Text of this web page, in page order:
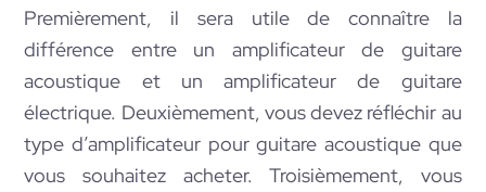
Premièrement, il sera utile de connaître la
différence entre un amplificateur de guitare
acoustique et un amplificateur de guitare
électrique. Deuxièmement, vous devez réfléchir au
type d’amplificateur pour guitare acoustique que
vous souhaitez acheter. Troisièmement, vous